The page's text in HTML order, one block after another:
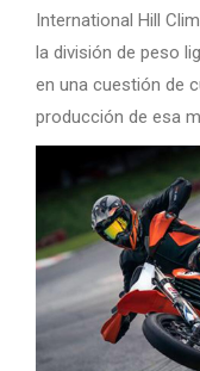
International Hill
la división de peso
en una cuestión de
producción de esa